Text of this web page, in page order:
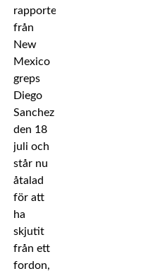
rapporter
från
New
Mexico
greps
Diego
Sanchez
den 18
juli och
står nu
åtalad
för att
ha
skjutit
från ett
fordon,